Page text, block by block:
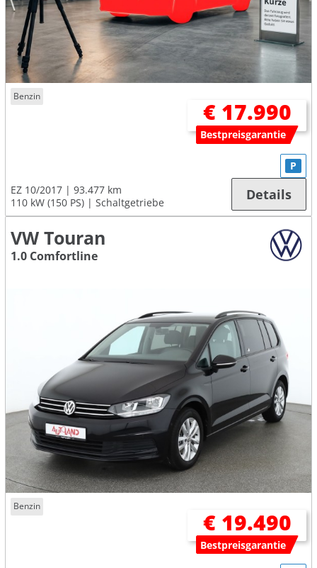
Benzin
€ 17.990
Bestpreisgarantie
EZ 10/2017
93.477 km
110 kW (150 PS)
Schaltgetriebe
P
Details
VW Touran
1.0 Comfortline
Benzin
€ 19.490
Bestpreisgarantie